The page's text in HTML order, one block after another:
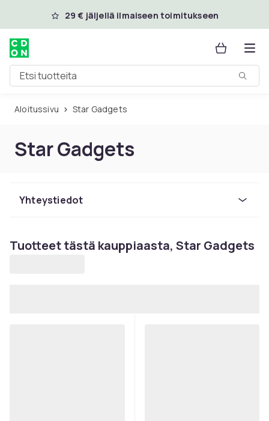
Ohita ja siirry pääsisältöön
29 € jäljellä ilmaiseen toimitukseen
Etsi tuotteita
Aloitussivu Star Gadgets
Star Gadgets
Yhteystiedot
Tuotteet tästä kauppiaasta, Star Gadgets